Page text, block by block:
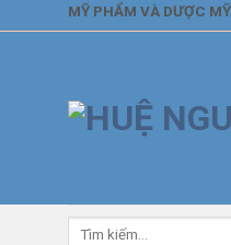
MỸ PHẨM VÀ DƯỢC